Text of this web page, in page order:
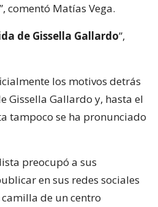
comentó Matías Vega.
de Gissella Gallardo”,
los motivos detrás
Gissella Gallardo y, hasta el
tampoco se ha pronunciado
preocupó a sus
en sus redes sociales
de un centro